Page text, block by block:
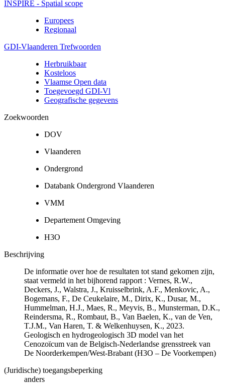
INSPIRE - Spatial scope
Europees
Regionaal
GDI-Vlaanderen Trefwoorden
Herbruikbaar
Kosteloos
Vlaamse Open data
Toegevoegd GDI-Vl
Geografische gegevens
Zoekwoorden
DOV
Vlaanderen
Ondergrond
Databank Ondergrond Vlaanderen
VMM
Departement Omgeving
H3O
Beschrijving
De informatie over hoe de resultaten tot stand gekomen zijn,
staat vermeld in het bijhorend rapport : Vernes, R.W.,
Deckers, J., Walstra, J., Kruisselbrink, A.F., Menkovic, A.,
Bogemans, F., De Ceukelaire, M., Dirix, K., Dusar, M.,
Hummelman, H.J., Maes, R., Meyvis, B., Munsterman, D.K.,
Reindersma, R., Rombaut, B., Van Baelen, K., van de Ven,
T.J.M., Van Haren, T. & Welkenhuysen, K., 2023.
Geologisch en hydrogeologisch 3D model van het
Cenozoïcum van de Belgisch-Nederlandse grensstreek van
De Noorderkempen/West-Brabant (H3O – De Voorkempen)
(Juridische) toegangsbeperking
anders